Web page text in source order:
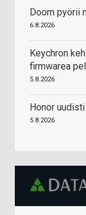
Doom pyörii
6.8.2026
Keychron
firmwarea
5.8.2026
Honor
5.8.2026